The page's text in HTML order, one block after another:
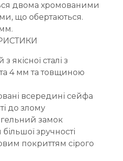
двома хромованими
що обертаються.
якісної сталі з
4 мм та товщиною
всередині сейфа
до злому
замок
зручності
покриттям сірого